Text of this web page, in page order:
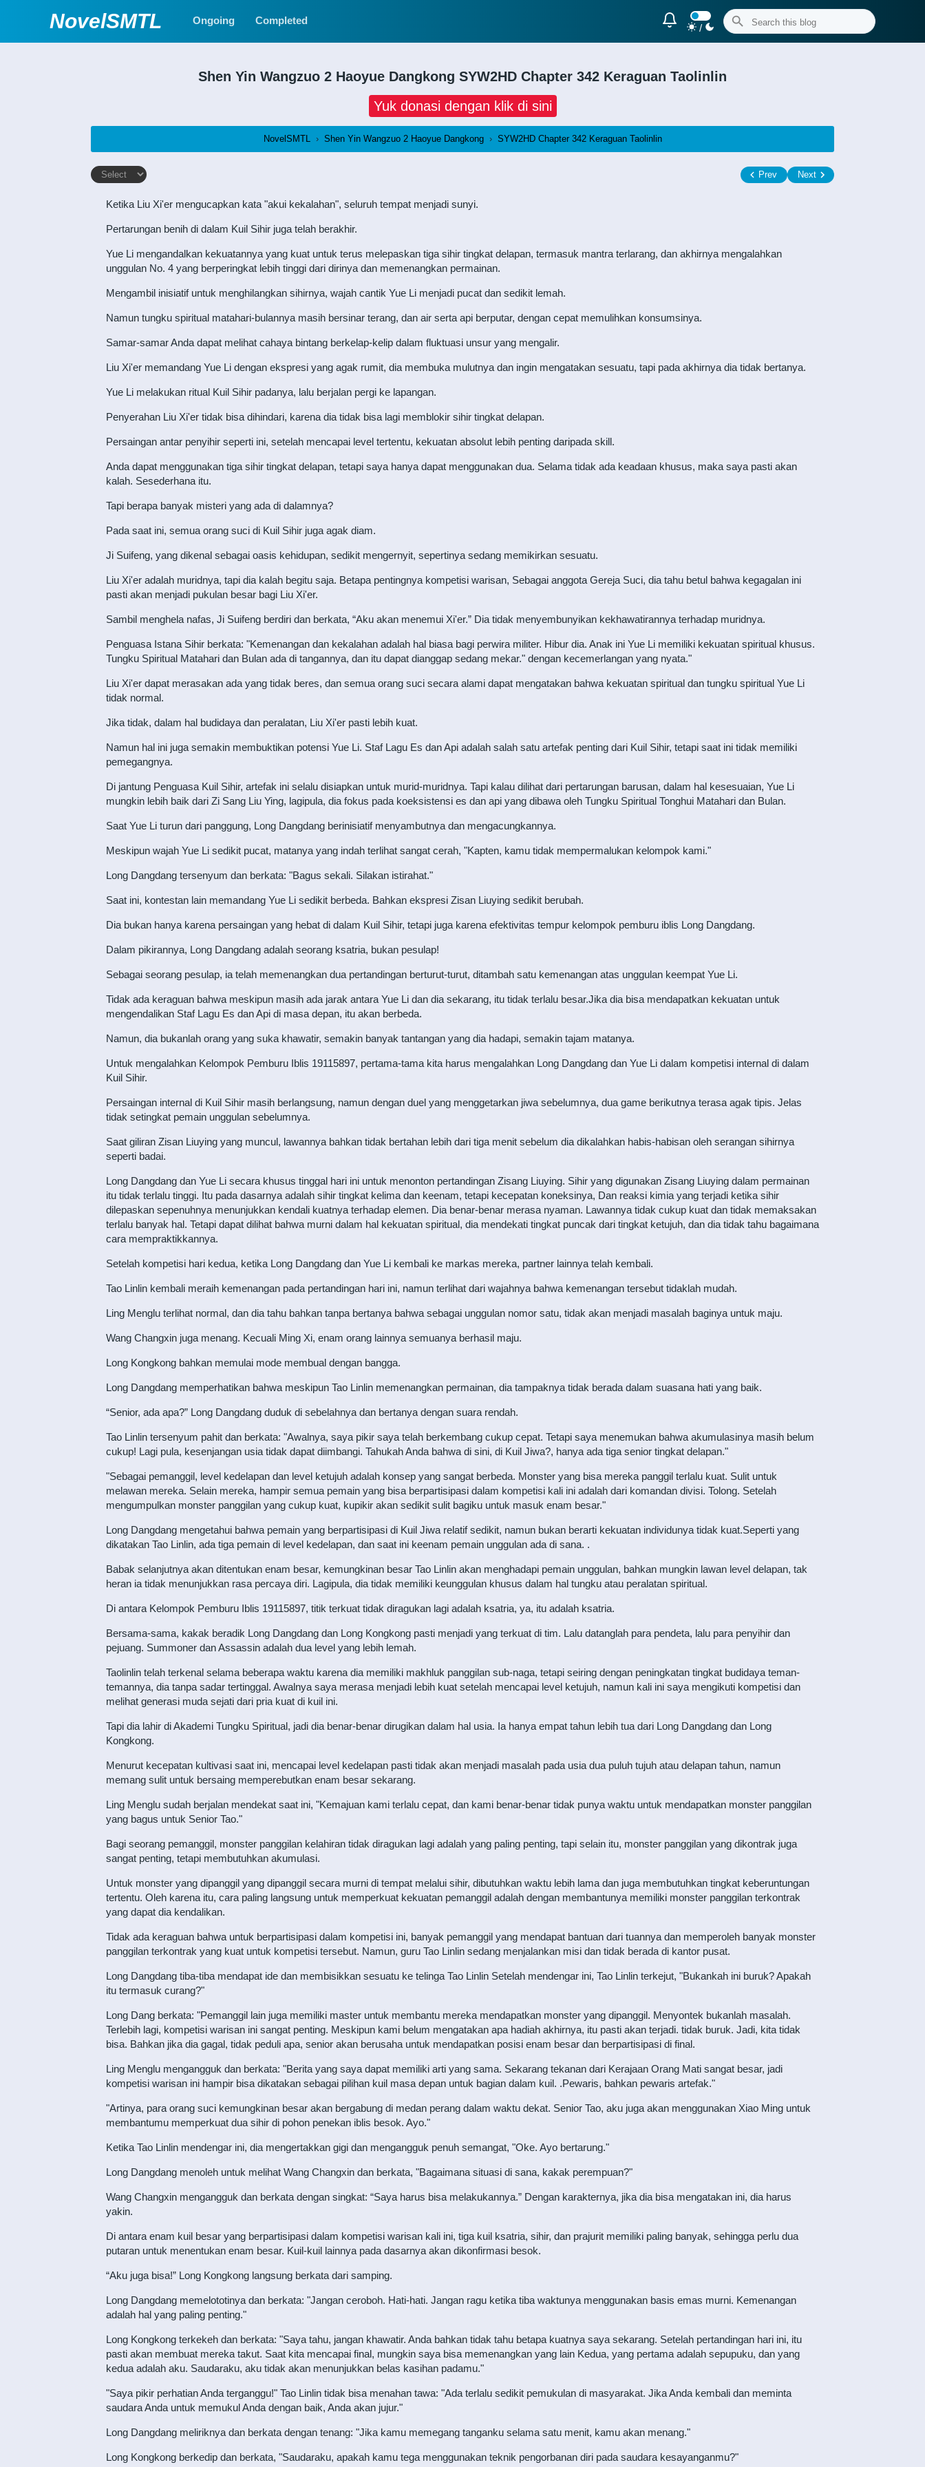
NovelSMTL Ongoing Completed
/
Shen Yin Wangzuo 2 Haoyue Dangkong SYW2HD Chapter 342 Keraguan Taolinlin
Yuk donasi dengan klik di sini
NovelSMTL › Shen Yin Wangzuo 2 Haoyue Dangkong › SYW2HD Chapter 342 Keraguan Taolinlin
Prev Next
Ketika Liu Xi'er mengucapkan kata "akui kekalahan", seluruh tempat menjadi sunyi.
Pertarungan benih di dalam Kuil Sihir juga telah berakhir.
Yue Li mengandalkan kekuatannya yang kuat untuk terus melepaskan tiga sihir tingkat delapan, termasuk mantra terlarang, dan akhirnya mengalahkan
unggulan No. 4 yang berperingkat lebih tinggi dari dirinya dan memenangkan permainan.
Mengambil inisiatif untuk menghilangkan sihirnya, wajah cantik Yue Li menjadi pucat dan sedikit lemah.
Namun tungku spiritual matahari-bulannya masih bersinar terang, dan air serta api berputar, dengan cepat memulihkan konsumsinya.
Samar-samar Anda dapat melihat cahaya bintang berkelap-kelip dalam fluktuasi unsur yang mengalir.
Liu Xi'er memandang Yue Li dengan ekspresi yang agak rumit, dia membuka mulutnya dan ingin mengatakan sesuatu, tapi pada akhirnya dia tidak bertanya.
Yue Li melakukan ritual Kuil Sihir padanya, lalu berjalan pergi ke lapangan.
Penyerahan Liu Xi'er tidak bisa dihindari, karena dia tidak bisa lagi memblokir sihir tingkat delapan.
Persaingan antar penyihir seperti ini, setelah mencapai level tertentu, kekuatan absolut lebih penting daripada skill.
Anda dapat menggunakan tiga sihir tingkat delapan, tetapi saya hanya dapat menggunakan dua. Selama tidak ada keadaan khusus, maka saya pasti akan
kalah. Sesederhana itu.
Tapi berapa banyak misteri yang ada di dalamnya?
Pada saat ini, semua orang suci di Kuil Sihir juga agak diam.
Ji Suifeng, yang dikenal sebagai oasis kehidupan, sedikit mengernyit, sepertinya sedang memikirkan sesuatu.
Liu Xi'er adalah muridnya, tapi dia kalah begitu saja. Betapa pentingnya kompetisi warisan, Sebagai anggota Gereja Suci, dia tahu betul bahwa kegagalan ini
pasti akan menjadi pukulan besar bagi Liu Xi'er.
Sambil menghela nafas, Ji Suifeng berdiri dan berkata, “Aku akan menemui Xi'er.” Dia tidak menyembunyikan kekhawatirannya terhadap muridnya.
Penguasa Istana Sihir berkata: "Kemenangan dan kekalahan adalah hal biasa bagi perwira militer. Hibur dia. Anak ini Yue Li memiliki kekuatan spiritual khusus.
Tungku Spiritual Matahari dan Bulan ada di tangannya, dan itu dapat dianggap sedang mekar." dengan kecemerlangan yang nyata."
Liu Xi'er dapat merasakan ada yang tidak beres, dan semua orang suci secara alami dapat mengatakan bahwa kekuatan spiritual dan tungku spiritual Yue Li
tidak normal.
Jika tidak, dalam hal budidaya dan peralatan, Liu Xi'er pasti lebih kuat.
Namun hal ini juga semakin membuktikan potensi Yue Li. Staf Lagu Es dan Api adalah salah satu artefak penting dari Kuil Sihir, tetapi saat ini tidak memiliki
pemegangnya.
Di jantung Penguasa Kuil Sihir, artefak ini selalu disiapkan untuk murid-muridnya. Tapi kalau dilihat dari pertarungan barusan, dalam hal kesesuaian, Yue Li
mungkin lebih baik dari Zi Sang Liu Ying, lagipula, dia fokus pada koeksistensi es dan api yang dibawa oleh Tungku Spiritual Tonghui Matahari dan Bulan.
Saat Yue Li turun dari panggung, Long Dangdang berinisiatif menyambutnya dan mengacungkannya.
Meskipun wajah Yue Li sedikit pucat, matanya yang indah terlihat sangat cerah, "Kapten, kamu tidak mempermalukan kelompok kami."
Long Dangdang tersenyum dan berkata: "Bagus sekali. Silakan istirahat."
Saat ini, kontestan lain memandang Yue Li sedikit berbeda. Bahkan ekspresi Zisan Liuying sedikit berubah.
Dia bukan hanya karena persaingan yang hebat di dalam Kuil Sihir, tetapi juga karena efektivitas tempur kelompok pemburu iblis Long Dangdang.
Dalam pikirannya, Long Dangdang adalah seorang ksatria, bukan pesulap!
Sebagai seorang pesulap, ia telah memenangkan dua pertandingan berturut-turut, ditambah satu kemenangan atas unggulan keempat Yue Li.
Tidak ada keraguan bahwa meskipun masih ada jarak antara Yue Li dan dia sekarang, itu tidak terlalu besar.Jika dia bisa mendapatkan kekuatan untuk
mengendalikan Staf Lagu Es dan Api di masa depan, itu akan berbeda.
Namun, dia bukanlah orang yang suka khawatir, semakin banyak tantangan yang dia hadapi, semakin tajam matanya.
Untuk mengalahkan Kelompok Pemburu Iblis 19115897, pertama-tama kita harus mengalahkan Long Dangdang dan Yue Li dalam kompetisi internal di dalam
Kuil Sihir.
Persaingan internal di Kuil Sihir masih berlangsung, namun dengan duel yang menggetarkan jiwa sebelumnya, dua game berikutnya terasa agak tipis. Jelas
tidak setingkat pemain unggulan sebelumnya.
Saat giliran Zisan Liuying yang muncul, lawannya bahkan tidak bertahan lebih dari tiga menit sebelum dia dikalahkan habis-habisan oleh serangan sihirnya
seperti badai.
Long Dangdang dan Yue Li secara khusus tinggal hari ini untuk menonton pertandingan Zisang Liuying. Sihir yang digunakan Zisang Liuying dalam permainan
itu tidak terlalu tinggi. Itu pada dasarnya adalah sihir tingkat kelima dan keenam, tetapi kecepatan koneksinya, Dan reaksi kimia yang terjadi ketika sihir
dilepaskan sepenuhnya menunjukkan kendali kuatnya terhadap elemen. Dia benar-benar merasa nyaman. Lawannya tidak cukup kuat dan tidak memaksakan
terlalu banyak hal. Tetapi dapat dilihat bahwa murni dalam hal kekuatan spiritual, dia mendekati tingkat puncak dari tingkat ketujuh, dan dia tidak tahu bagaimana
cara mempraktikkannya.
Setelah kompetisi hari kedua, ketika Long Dangdang dan Yue Li kembali ke markas mereka, partner lainnya telah kembali.
Tao Linlin kembali meraih kemenangan pada pertandingan hari ini, namun terlihat dari wajahnya bahwa kemenangan tersebut tidaklah mudah.
Ling Menglu terlihat normal, dan dia tahu bahkan tanpa bertanya bahwa sebagai unggulan nomor satu, tidak akan menjadi masalah baginya untuk maju.
Wang Changxin juga menang. Kecuali Ming Xi, enam orang lainnya semuanya berhasil maju.
Long Kongkong bahkan memulai mode membual dengan bangga.
Long Dangdang memperhatikan bahwa meskipun Tao Linlin memenangkan permainan, dia tampaknya tidak berada dalam suasana hati yang baik.
“Senior, ada apa?” ​​Long Dangdang duduk di sebelahnya dan bertanya dengan suara rendah.
Tao Linlin tersenyum pahit dan berkata: "Awalnya, saya pikir saya telah berkembang cukup cepat. Tetapi saya menemukan bahwa akumulasinya masih belum
cukup! Lagi pula, kesenjangan usia tidak dapat diimbangi. Tahukah Anda bahwa di sini, di Kuil Jiwa?, hanya ada tiga senior tingkat delapan."
"Sebagai pemanggil, level kedelapan dan level ketujuh adalah konsep yang sangat berbeda. Monster yang bisa mereka panggil terlalu kuat. Sulit untuk
melawan mereka. Selain mereka, hampir semua pemain yang bisa berpartisipasi dalam kompetisi kali ini adalah dari komandan divisi. Tolong. Setelah
mengumpulkan monster panggilan yang cukup kuat, kupikir akan sedikit sulit bagiku untuk masuk enam besar."
Long Dangdang mengetahui bahwa pemain yang berpartisipasi di Kuil Jiwa relatif sedikit, namun bukan berarti kekuatan individunya tidak kuat.Seperti yang
dikatakan Tao Linlin, ada tiga pemain di level kedelapan, dan saat ini keenam pemain unggulan ada di sana. .
Babak selanjutnya akan ditentukan enam besar, kemungkinan besar Tao Linlin akan menghadapi pemain unggulan, bahkan mungkin lawan level delapan, tak
heran ia tidak menunjukkan rasa percaya diri. Lagipula, dia tidak memiliki keunggulan khusus dalam hal tungku atau peralatan spiritual.
Di antara Kelompok Pemburu Iblis 19115897, titik terkuat tidak diragukan lagi adalah ksatria, ya, itu adalah ksatria.
Bersama-sama, kakak beradik Long Dangdang dan Long Kongkong pasti menjadi yang terkuat di tim. Lalu datanglah para pendeta, lalu para penyihir dan
pejuang. Summoner dan Assassin adalah dua level yang lebih lemah.
Taolinlin telah terkenal selama beberapa waktu karena dia memiliki makhluk panggilan sub-naga, tetapi seiring dengan peningkatan tingkat budidaya teman-
temannya, dia tanpa sadar tertinggal. Awalnya saya merasa menjadi lebih kuat setelah mencapai level ketujuh, namun kali ini saya mengikuti kompetisi dan
melihat generasi muda sejati dari pria kuat di kuil ini.
Tapi dia lahir di Akademi Tungku Spiritual, jadi dia benar-benar dirugikan dalam hal usia. Ia hanya empat tahun lebih tua dari Long Dangdang dan Long
Kongkong.
Menurut kecepatan kultivasi saat ini, mencapai level kedelapan pasti tidak akan menjadi masalah pada usia dua puluh tujuh atau delapan tahun, namun
memang sulit untuk bersaing memperebutkan enam besar sekarang.
Ling Menglu sudah berjalan mendekat saat ini, "Kemajuan kami terlalu cepat, dan kami benar-benar tidak punya waktu untuk mendapatkan monster panggilan
yang bagus untuk Senior Tao."
Bagi seorang pemanggil, monster panggilan kelahiran tidak diragukan lagi adalah yang paling penting, tapi selain itu, monster panggilan yang dikontrak juga
sangat penting, tetapi membutuhkan akumulasi.
Untuk monster yang dipanggil yang dipanggil secara murni di tempat melalui sihir, dibutuhkan waktu lebih lama dan juga membutuhkan tingkat keberuntungan
tertentu. Oleh karena itu, cara paling langsung untuk memperkuat kekuatan pemanggil adalah dengan membantunya memiliki monster panggilan terkontrak
yang dapat dia kendalikan.
Tidak ada keraguan bahwa untuk berpartisipasi dalam kompetisi ini, banyak pemanggil yang mendapat bantuan dari tuannya dan memperoleh banyak monster
panggilan terkontrak yang kuat untuk kompetisi tersebut. Namun, guru Tao Linlin sedang menjalankan misi dan tidak berada di kantor pusat.
Long Dangdang tiba-tiba mendapat ide dan membisikkan sesuatu ke telinga Tao Linlin Setelah mendengar ini, Tao Linlin terkejut, "Bukankah ini buruk? Apakah
itu termasuk curang?"
Long Dang berkata: "Pemanggil lain juga memiliki master untuk membantu mereka mendapatkan monster yang dipanggil. Menyontek bukanlah masalah.
Terlebih lagi, kompetisi warisan ini sangat penting. Meskipun kami belum mengatakan apa hadiah akhirnya, itu pasti akan terjadi. tidak buruk. Jadi, kita tidak
bisa. Bahkan jika dia gagal, tidak peduli apa, senior akan berusaha untuk mendapatkan posisi enam besar dan berpartisipasi di final.
Ling Menglu mengangguk dan berkata: "Berita yang saya dapat memiliki arti yang sama. Sekarang tekanan dari Kerajaan Orang Mati sangat besar, jadi
kompetisi warisan ini hampir bisa dikatakan sebagai pilihan kuil masa depan untuk bagian dalam kuil. .Pewaris, bahkan pewaris artefak."
"Artinya, para orang suci kemungkinan besar akan bergabung di medan perang dalam waktu dekat. Senior Tao, aku juga akan menggunakan Xiao Ming untuk
membantumu memperkuat dua sihir di pohon penekan iblis besok. Ayo."
Ketika Tao Linlin mendengar ini, dia mengertakkan gigi dan mengangguk penuh semangat, "Oke. Ayo bertarung."
Long Dangdang menoleh untuk melihat Wang Changxin dan berkata, "Bagaimana situasi di sana, kakak perempuan?"
Wang Changxin mengangguk dan berkata dengan singkat: “Saya harus bisa melakukannya.” Dengan karakternya, jika dia bisa mengatakan ini, dia harus
yakin.
Di antara enam kuil besar yang berpartisipasi dalam kompetisi warisan kali ini, tiga kuil ksatria, sihir, dan prajurit memiliki paling banyak, sehingga perlu dua
putaran untuk menentukan enam besar. Kuil-kuil lainnya pada dasarnya akan dikonfirmasi besok.
“Aku juga bisa!” Long Kongkong langsung berkata dari samping.
Long Dangdang memelototinya dan berkata: "Jangan ceroboh. Hati-hati. Jangan ragu ketika tiba waktunya menggunakan basis emas murni. Kemenangan
adalah hal yang paling penting."
Long Kongkong terkekeh dan berkata: "Saya tahu, jangan khawatir. Anda bahkan tidak tahu betapa kuatnya saya sekarang. Setelah pertandingan hari ini, itu
pasti akan membuat mereka takut. Saat kita mencapai final, mungkin saya bisa memenangkan yang lain Kedua, yang pertama adalah sepupuku, dan yang
kedua adalah aku. Saudaraku, aku tidak akan menunjukkan belas kasihan padamu."
"Saya pikir perhatian Anda terganggu!" Tao Linlin tidak bisa menahan tawa: "Ada terlalu sedikit pemukulan di masyarakat. Jika Anda kembali dan meminta
saudara Anda untuk memukul Anda dengan baik, Anda akan jujur."
Long Dangdang meliriknya dan berkata dengan tenang: "Jika kamu memegang tanganku selama satu menit, kamu akan menang."
Long Kongkong berkedip dan berkata, "Saudaraku, apakah kamu tega menggunakan teknik pengorbanan diri pada saudara kesayanganmu?"